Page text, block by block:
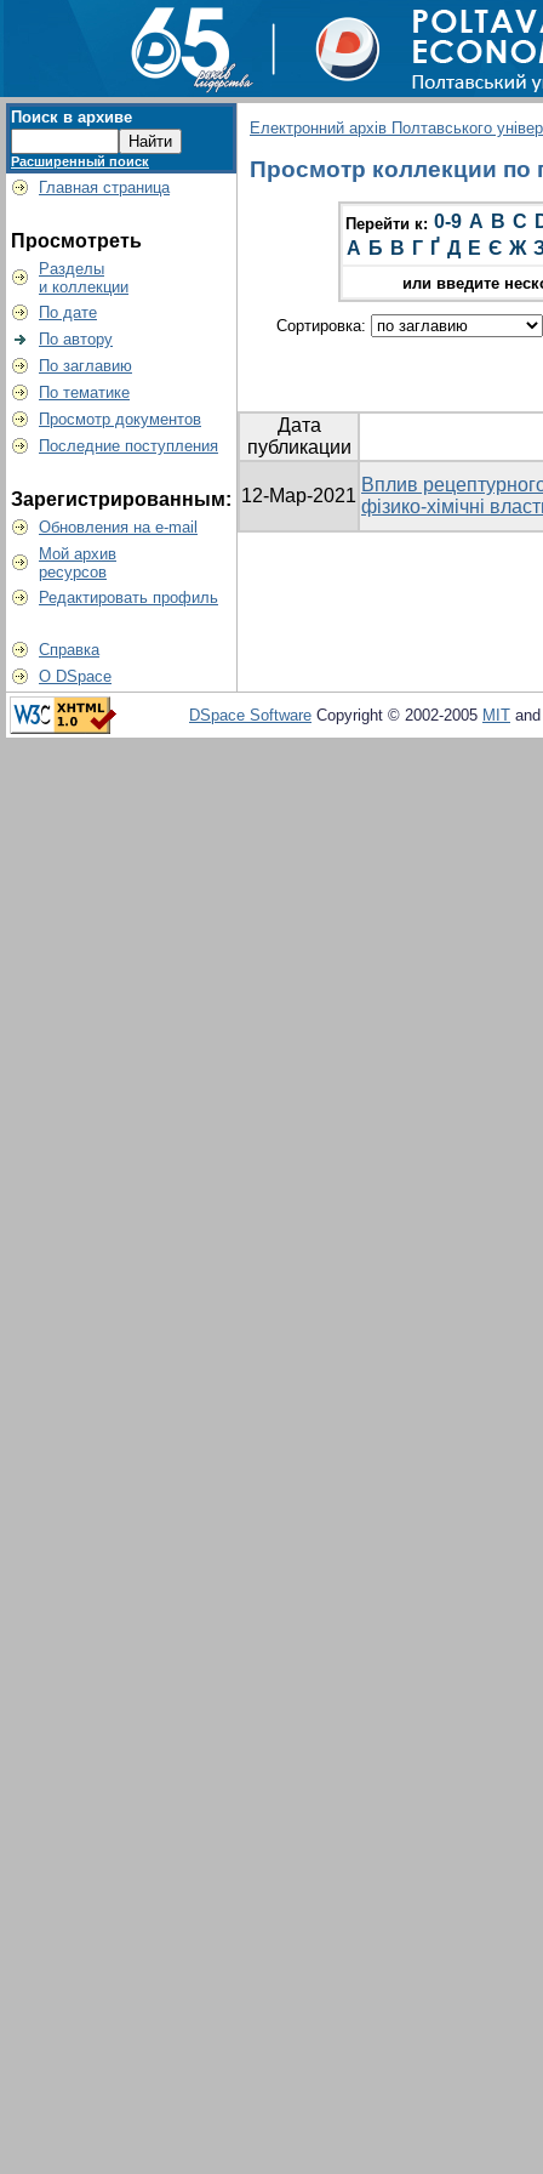
Поиск в архиве
Расширенный поиск
Главная страница
Просмотреть
Разделы
и коллекции
По дате
По автору
По заглавию
По тематике
Просмотр документов
Последние поступления
Зарегистрированным:
Обновления на e-mail
Мой архив
ресурсов
Редактировать профиль
Справка
О DSpace
Електронний архів Полтавського
Просмотр коллекции по
Перейти к: 0-9 A B C
А Б В Г Ґ Д Е Є Ж
или введите
Сортировка:
Дата
публикации
12-Мар-2021
Вплив
фізико-хімічні
DSpace Software Copyright © 2002-2005 MIT